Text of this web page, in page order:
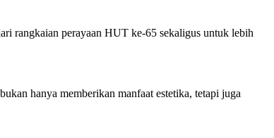
rangkaian perayaan HUT ke-65 sekaligus untuk lebih
hanya memberikan manfaat estetika, tetapi juga